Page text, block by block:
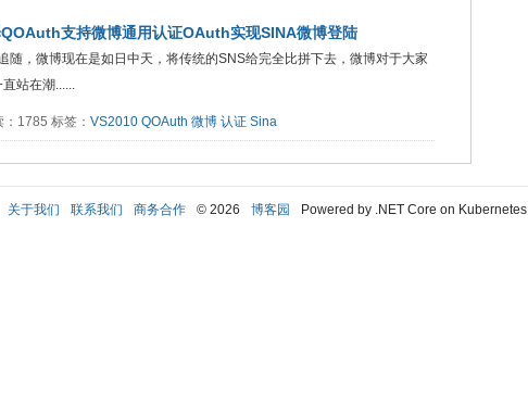
支持微博通用认证OAuth实现SINA微博登陆
随，微博现在是如日中天，将传统的SNS给完全比拼下去，微博对于大家
站在潮......
1785 标签： VS2010 QOAuth 微博 认证 Sina
关于我们 联系我们 商务合作 © 2026 博客园 Powered by .NET Core on Kubernetes